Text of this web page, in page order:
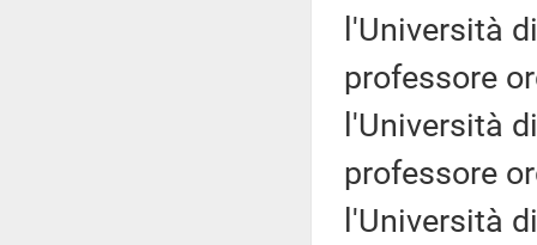
l'Università
professore
l'Università
professore
l'Università